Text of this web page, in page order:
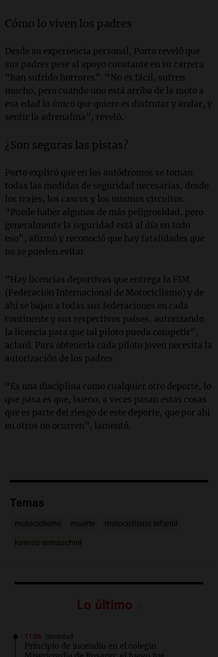
Cómo lo viven los padres
Desde su experiencia personal, Porto reveló que
sus padres pese al apoyo constante en su carrera
“han sufrido horrores”. “No es fácil, sufren
mucho, pero cuando uno está arriba de la moto a
esa edad lo único que quiere es disfrutar y andar, y
sentir la adrenalina”, reveló.
¿Son seguras las pistas?
Porto explicó que en los autódromos se toman
todas las medidas de seguridad necesarias, desde
los trajes, los cascos y los mismos circuitos.
“Puede haber algunos de más peligrosidad, pero
generalmente la seguridad está al día en todo
eso”, afirmó y reconoció que hay fatalidades que
no se pueden evitar.
“Hay licencias deportivas que entrega la FIM
(Federación Internacional de Motociclismo) y de
ahí se bajan a todas sus federaciones en cada
continente y sus respectivos países, autorizando
la licencia para que tal piloto pueda competir”,
aclaró. Para obtenerla cada piloto joven necesita la
autorización de los padres
“Es una disciplina como cualquier otro deporte, lo
que pasa es que, bueno, a veces pasan estas cosas
que es parte del riesgo de este deporte, que por ahí
en otros no ocurren”, lamentó.
Temas
motociclismo muerte motociclismo infantil
lorenzo-somaschini
Lo último
11:06 Sociedad
Principio de incendio en el colegio